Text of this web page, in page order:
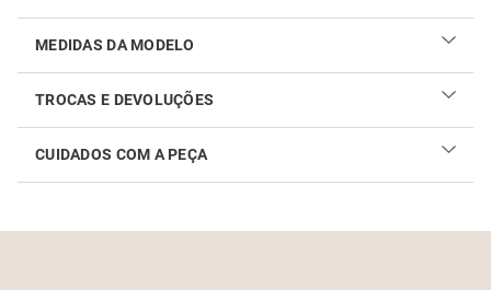
MEDIDAS DA MODELO
TROCAS E DEVOLUÇÕES
Realizar sua troca ou devolução é fácil. Confira maiores
informações nolink
CUIDADOS COM A PEÇA